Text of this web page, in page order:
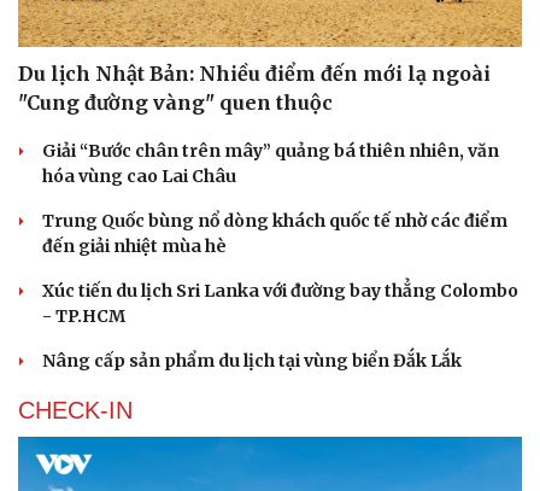
Thể thao
Bóng đá
Thế giới thể thao
eSports
Ô tô - Xe máy
Ô tô
Tư vấn
Du lịch Nhật Bản: Nhiều điểm đến mới lạ ngoài
"Cung đường vàng" quen thuộc
Giải “Bước chân trên mây” quảng bá thiên nhiên, văn
hóa vùng cao Lai Châu
Trung Quốc bùng nổ dòng khách quốc tế nhờ các điểm
đến giải nhiệt mùa hè
Xúc tiến du lịch Sri Lanka với đường bay thẳng Colombo
- TP.HCM
Nâng cấp sản phẩm du lịch tại vùng biển Đắk Lắk
CHECK-IN